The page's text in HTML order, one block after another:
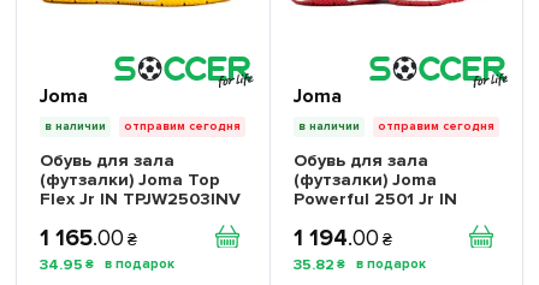
Joma
в наличии отправим сегодня
Обувь для зала
(футзалки) Joma Top
Flex Jr IN TPJW2503INV
1 165.00 ₴
34.95 ₴
Joma
в наличии отправим сегодня
Обувь для зала
(футзалки) Joma
Powerful 2501 Jr IN
1 194.00 ₴
35.82 ₴